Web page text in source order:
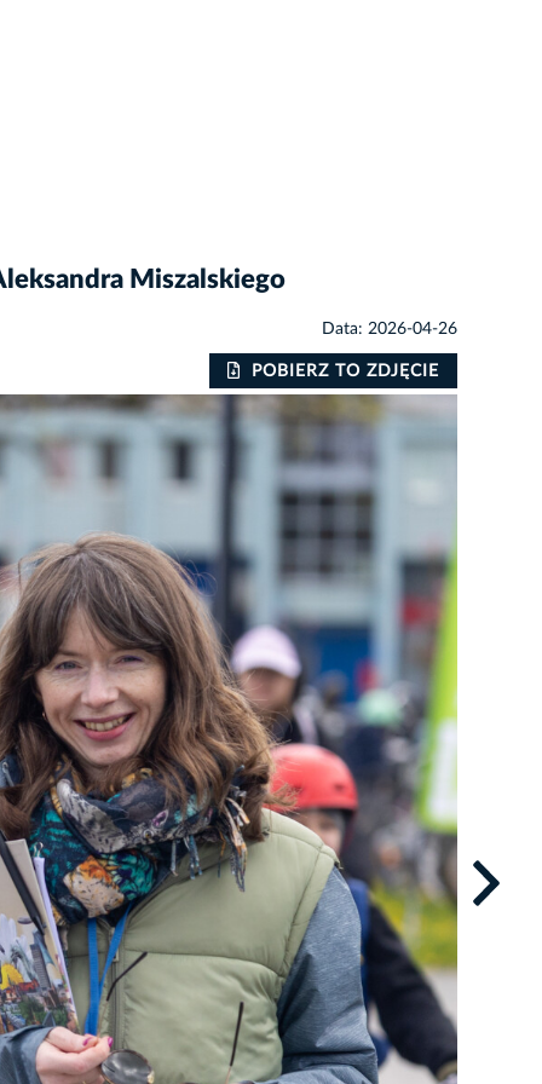
Miszalskiego
Data: 2026-04-26
POBIERZ TO ZDJĘCIE